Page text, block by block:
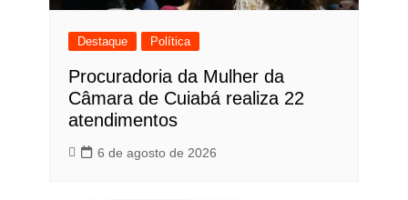
Destaque Política
Procuradoria da Mulher da
Câmara de Cuiabá realiza 22
atendimentos
6 de agosto de 2026